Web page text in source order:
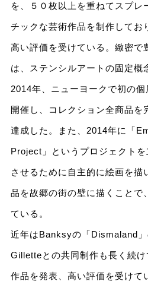
を、５０枚以上を重ねてスプレ
チックな芸術作品を制作してお
高い評価を受けている。緻密で
は、ステンシルアートの固定概
2014年、ニューヨークで初の
開催し、コレクション全商品を
達成した。また、2014年に「
Project」というプロジェクト
させるために自主的に絵画を描
品を故郷の街の壁に描くことで
ている。
近年はBanksyの「Dismaland
Gilletteとの共同制作も長く続
作品を発表、高い評価を受けて